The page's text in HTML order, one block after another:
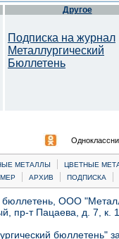
Другое
Подписка на журнал
Металлургический
Бюллетень
МЕТАЛЛЫ |
ЦВЕТНЫЕ
| АРХИВ | ПОДПИСКА |
ООО
пр-т Пацаева, д. 7,
бюллетень"